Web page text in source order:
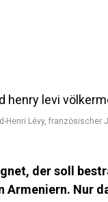
Henri Lévy, französischer
der soll
Armeniern. Nur